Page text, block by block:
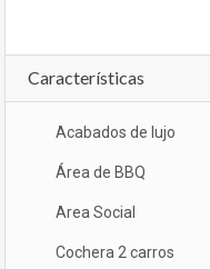
Características
Acabados de lujo
Área de BBQ
Area Social
Cochera 2 carros